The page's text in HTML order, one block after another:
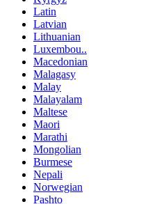
Latin
Latvian
Lithuanian
Luxembou..
Macedonian
Malagasy
Malay
Malayalam
Maltese
Maori
Marathi
Mongolian
Burmese
Nepali
Norwegian
Pashto